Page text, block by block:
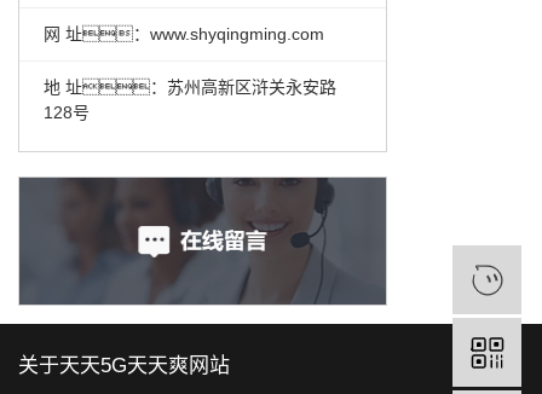
网 址：www.shyqingming.com
地 址：苏州高新区浒关永安路
128号
关于天天5G天天爽网站